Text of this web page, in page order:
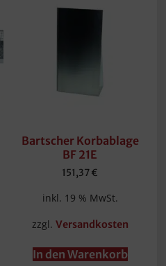
Bartscher Korbablage
BF 21E
151,37€
inkl. 19 % MwSt.
zzgl. Versandkosten
In den Warenkorb